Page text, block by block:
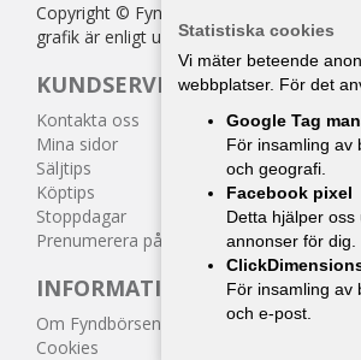
Copyright © Fyndbörsen. All kopiering av
grafik är enligt upphovsrättslagen
KUNDSERVICE
Kontakta oss
Mina sidor
Säljtips
Köptips
Stoppdagar
Prenumerera på tidningen
INFORMATION
Om Fyndbörsen
Cookies
Statistiska cookies
Vi mäter beteende
webbplatser. För det
Google Tag
För insamling av
och geografi.
Facebook pixel
Detta hjälper
annonser för dig.
För insamling av
och e-post.